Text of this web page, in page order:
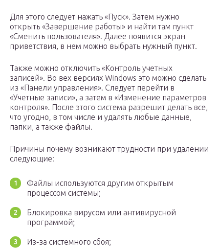
Для этого следует нажать «Пуск». Затем нужно
открыть «Завершение работы» и найти там пункт
«Сменить пользователя». Далее появится экран
приветствия, в нем можно выбрать нужный пункт.
Также можно отключить «Контроль учетных
записей». Во вех версиях Windows это можно сделать
из «Панели управления». Следует перейти в
«Учетные записи», а затем в «Изменение параметров
контроля». После этого система разрешит делать все,
что угодно, в том числе и удалять любые данные,
папки, а также файлы.
Причины почему возникают трудности при удалении
следующие:
Файлы используются другим открытым
процессом системы;
Блокировка вирусом или антивирусной
программой;
Из-за системного сбоя;